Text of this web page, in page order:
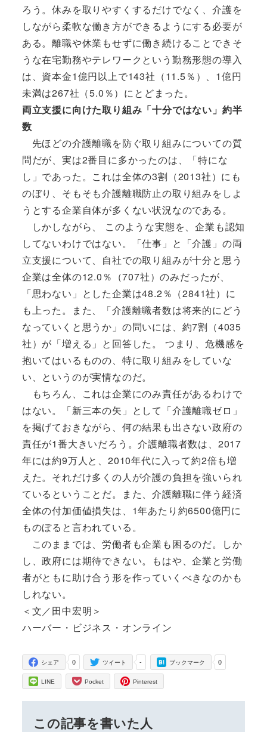
ろう。休みを取りやすくするだけでなく、介護を
しながら柔軟な働き方ができるようにする必要が
ある。離職や休業もせずに働き続けることできそ
うな在宅勤務やテレワークという勤務形態の導入
は、資本金1億円以上で143社（11.5％）、1億円
未満は267社（5.0％）にとどまった。
両立支援に向けた取り組み「十分ではない」約半
数
先ほどの介護離職を防ぐ取り組みについての質
問だが、実は2番目に多かったのは、「特にな
し」であった。これは全体の3割（2013社）にも
のぼり、そもそも介護離職防止の取り組みをしよ
うとする企業自体が多くない状況なのである。
しかしながら、 このような実態を、企業も認知
してないわけではない。「仕事」と「介護」の両
立支援について、自社での取り組みが十分と思う
企業は全体の12.0％（707社）のみだったが、
「思わない」とした企業は48.2％（2841社）に
も上った。また、「介護離職者数は将来的にどう
なっていくと思うか」の問いには、約7割（4035
社）が「増える」と回答した。 つまり、危機感を
抱いてはいるものの、特に取り組みをしていな
い、というのが実情なのだ。
もちろん、これは企業にのみ責任があるわけで
はない。「新三本の矢」として「介護離職ゼロ」
を掲げておきながら、何の結果も出さない政府の
責任が1番大きいだろう。介護離職者数は、2017
年には約9万人と、2010年代に入って約2倍も増
えた。それだけ多くの人が介護の負担を強いられ
ているということだ。また、介護離職に伴う経済
全体の付加価値損失は、1年あたり約6500億円に
ものぼると言われている。
このままでは、労働者も企業も困るのだ。しか
し、政府には期待できない。もはや、企業と労働
者がともに助け合う形を作っていくべきなのかも
しれない。
＜文／田中宏明＞
ハーバー・ビジネス・オンライン
0
シェア -
ツイート 0
ブックマーク
LINE Pocket Pinterest
この記事を書いた人